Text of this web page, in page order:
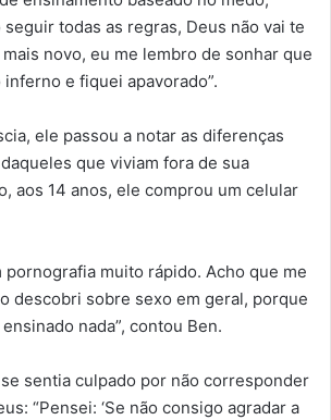
todas as regras, Deus não vai te
mais novo, eu me lembro de sonhar que
e fiquei apavorado”.
ele passou a notar as diferenças
que viviam fora de sua
aos 14 anos, ele comprou um celular
pornografia muito rápido. Acho que me
descobri sobre sexo em geral, porque
nada”, contou Ben.
sentia culpado por não corresponder
“Pensei: ‘Se não consigo agradar a